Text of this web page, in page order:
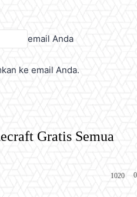
email Anda
ke email Anda.
Gratis Semua
0
1020